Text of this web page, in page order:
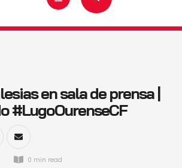
en sala de prensa |
#LugoOurenseCF
0 min read